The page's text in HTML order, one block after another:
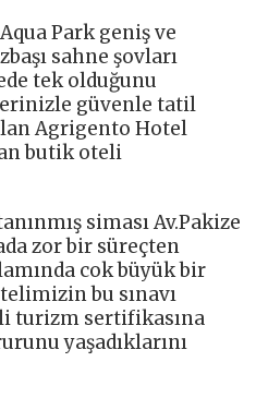
Park geniş ve
sahne şovları
tek olduğunu
güvenle tatil
Agrigento Hotel
butik oteli
siması Av.Pakize
zor bir süreçten
cok büyük bir
bu sınavı
turizm sertifikasına
yaşadıklarını